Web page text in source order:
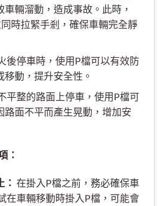
車輛溜動，造成事故。此時，
時拉緊手剎，確保車輛完全靜
後停車時，使用P檔可以有效防
移動，提升安全性。
平整的路面上停車，使用P檔可
路面不平而產生晃動，增加安
：
在掛入P檔之前，務必確保車
在車輛移動時掛入P檔，可能會